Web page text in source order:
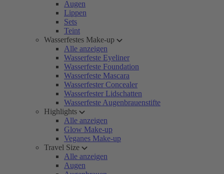
Augen
Lippen
Sets
Teint
Wasserfestes Make-up
Alle anzeigen
Wasserfeste Eyeliner
Wasserfeste Foundation
Wasserfeste Mascara
Wasserfester Concealer
Wasserfester Lidschatten
Wasserfeste Augenbrauenstifte
Highlights
Alle anzeigen
Glow Make-up
Veganes Make-up
Travel Size
Alle anzeigen
Augen